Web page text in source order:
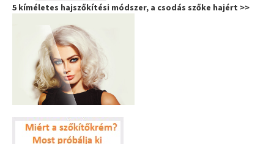
5 kíméletes hajszőkítési módszer, a csodás szőke hajért >>